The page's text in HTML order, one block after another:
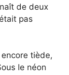
de deux
pas
tiède,
le néon